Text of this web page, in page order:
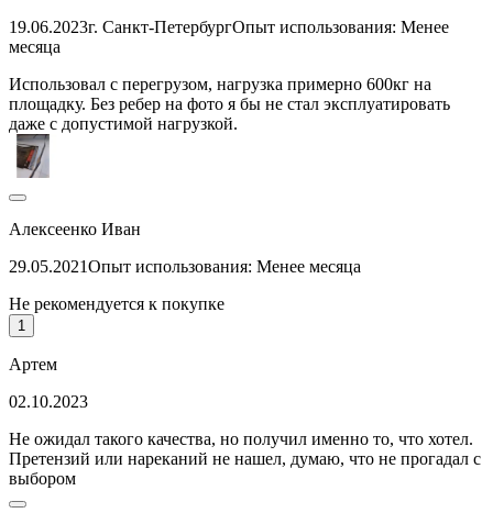
19.06.2023г. Санкт-ПетербургОпыт использования: Менее
месяца
Использовал с перегрузом, нагрузка примерно 600кг на
площадку. Без ребер на фото я бы не стал эксплуатировать
даже с допустимой нагрузкой.
Алексеенко Иван
29.05.2021Опыт использования: Менее месяца
Не рекомендуется к покупке
1
Артем
02.10.2023
Не ожидал такого качества, но получил именно то, что хотел.
Претензий или нареканий не нашел, думаю, что не прогадал с
выбором